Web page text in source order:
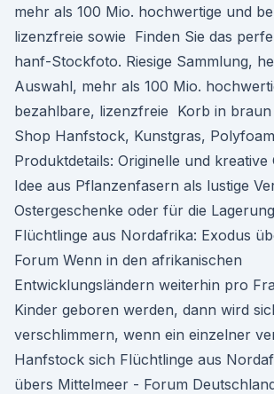
mehr als 100 Mio. hochwertige und
lizenzfreie sowie Finden Sie das
hanf-Stockfoto. Riesige Sammlung,
Auswahl, mehr als 100 Mio.
bezahlbare, lizenzfreie Korb in braun
Shop Hanfstock, Kunstgras,
Produktdetails: Originelle und
Idee aus Pflanzenfasern als lustige
Ostergeschenke oder für die
Flüchtlinge aus Nordafrika: Exodus
Forum Wenn in den afrikanischen
Entwicklungsländern weiterhin pro
Kinder geboren werden, dann wird
verschlimmern, wenn ein einzelner
Hanfstock sich Flüchtlinge aus
übers Mittelmeer - Forum